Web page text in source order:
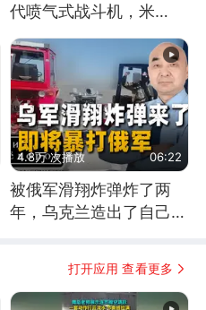
代喷气式战斗机，米
4.8万 次播放 06:22
被俄军滑翔炸弹炸了两
年，乌克兰造出了自己
打开应用 查看更多